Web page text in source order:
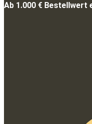
Ab 1.000 € Bestellwert